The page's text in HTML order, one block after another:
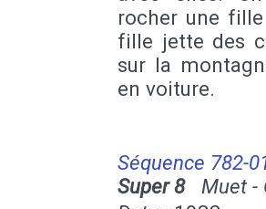
rocher une
fille jette des
sur la
en voiture.
Séquence 782-
Super 8Muet -